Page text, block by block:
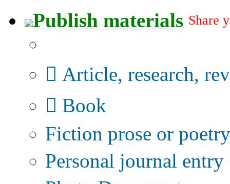
Publish materials Share
Article, research,
Book
Fiction prose or poetry
Personal journal entry